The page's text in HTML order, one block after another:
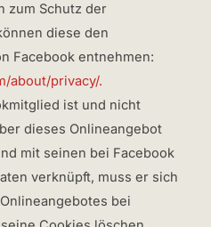
zum Schutz der
diese den
Facebook entnehmen:
about/privacy/.
ist und nicht
dieses Onlineangebot
mit seinen bei Facebook
verknüpft, muss er sich
bei